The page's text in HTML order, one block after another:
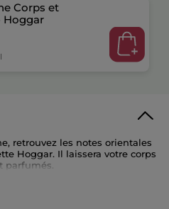
Corps et
Hoggar
retrouvez les notes orientales
Hoggar. Il laissera votre corps
parfumés.